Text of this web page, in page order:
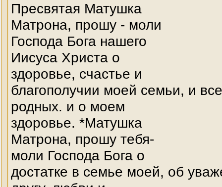
Пресвятая Матушка
Матрона, прошу - моли
Господа Бога нашего
Иисуса Христа о
здоровье, счастье и
благополучии моей семьи, и
родных. и о моем
здоровье. *Матушка
Матрона, прошу тебя-
моли Господа Бога о
достатке в семье моей, об